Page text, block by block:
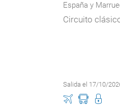
España y
Circuito
Salida el 17/10/